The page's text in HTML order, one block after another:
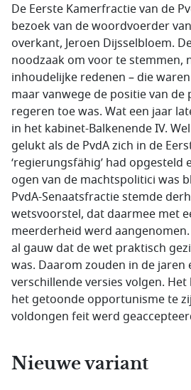
De Eerste Kamerfractie van de
bezoek van de woordvoerder
overkant, Jeroen Dijsselbloem.
noodzaak om voor te stemmen,
inhoudelijke redenen – die
maar vanwege de positie van de
regeren toe was. Wat een jaar
in het kabinet-Balkenende IV.
gelukt als de PvdA zich in de
‘regierungsfähig’ had opgesteld
ogen van de machtspolitici was
PvdA-Senaatsfractie stemde
wetsvoorstel, dat daarmee met
meerderheid werd
al gauw dat de wet praktisch
was. Daarom zouden in de jaren
verschillende versies volgen.
het getoonde opportunisme te
voldongen feit werd
Nieuwe variant